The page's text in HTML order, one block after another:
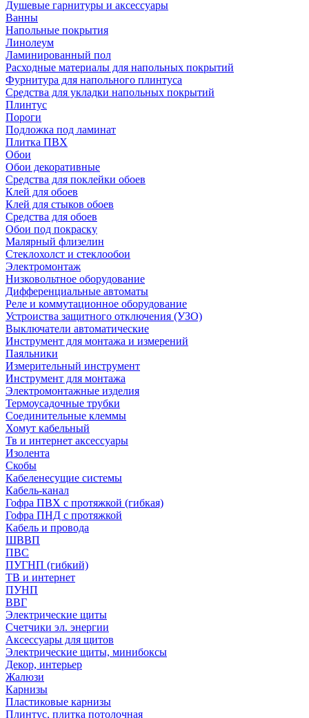
Душевые гарнитуры и аксессуары
Ванны
Напольные покрытия
Линолеум
Ламинированный пол
Расходные материалы для напольных покрытий
Фурнитура для напольного плинтуса
Средства для укладки напольных покрытий
Плинтус
Пороги
Подложка под ламинат
Плитка ПВХ
Обои
Обои декоративные
Средства для поклейки обоев
Клей для обоев
Клей для стыков обоев
Средства для обоев
Обои под покраску
Малярный флизелин
Стеклохолст и стеклообои
Электромонтаж
Низковольтное оборудование
Дифференциальные автоматы
Реле и коммутационное оборудование
Устроиства защитного отключения (УЗО)
Выключатели автоматические
Инструмент для монтажа и измерений
Паяльники
Измерительный инструмент
Инструмент для монтажа
Электромонтажные изделия
Термоусадочные трубки
Соединительные клеммы
Хомут кабельный
Тв и интернет аксессуары
Изолента
Скобы
Кабеленесущие системы
Кабель-канал
Гофра ПВХ с протяжкой (гибкая)
Гофра ПНД с протяжкой
Кабель и провода
ШВВП
ПВС
ПУГНП (гибкий)
ТВ и интернет
ПУНП
ВВГ
Электрические щиты
Счетчики эл. энергии
Аксессуары для щитов
Электрические щиты, минибоксы
Декор, интерьер
Жалюзи
Карнизы
Пластиковые карнизы
Плинтус, плитка потолочная